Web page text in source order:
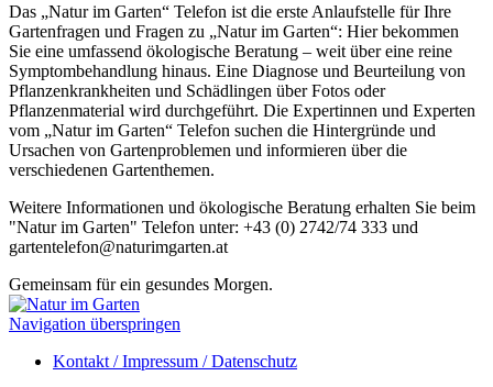
Das „Natur im Garten“ Telefon ist die erste Anlaufstelle für Ihre
Gartenfragen und Fragen zu „Natur im Garten“: Hier bekommen
Sie eine umfassend ökologische Beratung – weit über eine reine
Symptombehandlung hinaus. Eine Diagnose und Beurteilung von
Pflanzenkrankheiten und Schädlingen über Fotos oder
Pflanzenmaterial wird durchgeführt. Die Expertinnen und Experten
vom „Natur im Garten“ Telefon suchen die Hintergründe und
Ursachen von Gartenproblemen und informieren über die
verschiedenen Gartenthemen.
Weitere Informationen und ökologische Beratung erhalten Sie beim
"Natur im Garten" Telefon unter: +43 (0) 2742/74 333 und
gartentelefon@naturimgarten.at
Gemeinsam für ein gesundes Morgen.
Navigation überspringen
Kontakt / Impressum / Datenschutz